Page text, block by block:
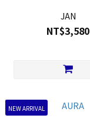
JAN
NT$3,580
NEW ARRIVAL